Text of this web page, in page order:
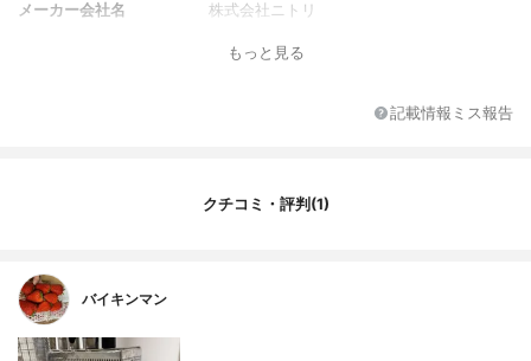
メーカー会社名 株式会社ニトリ
もっと見る
記載情報ミス報告
クチコミ・評判(1)
バイキンマン